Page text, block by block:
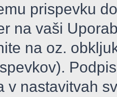
prispevku
na vaši
na oz.
v nastavitvah